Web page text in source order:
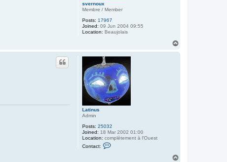
svernoux
Membre / Member
Posts: 17967
Joined: 09 Jun 2004 09:55
Location: Beaujolais
Latinus
Admin
Posts: 25032
Joined: 18 Mar 2002 01:00
Location: complètement à l'Ouest
Contact: